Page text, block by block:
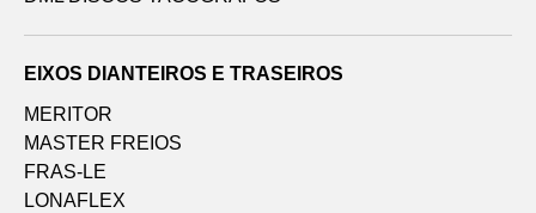
EIXOS DIANTEIROS E TRASEIROS
MERITOR
MASTER FREIOS
FRAS-LE
LONAFLEX